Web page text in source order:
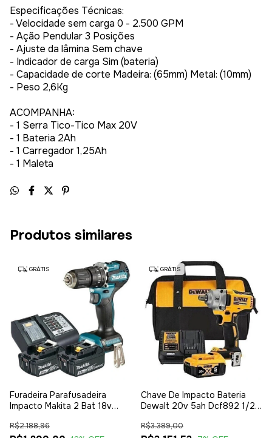
Especificações Técnicas:
- Velocidade sem carga 0 - 2.500 GPM
- Ação Pendular 3 Posições
- Ajuste da lâmina Sem chave
- Indicador de carga Sim (bateria)
- Capacidade de corte Madeira: (65mm) Metal: (10mm)
- Peso 2,6Kg
ACOMPANHA:
- 1 Serra Tico-Tico Max 20V
- 1 Bateria 2Ah
- 1 Carregador 1,25Ah
- 1 Maleta
Produtos similares
GRÁTIS
Furadeira Parafusadeira
Impacto Makita 2 Bat 18v
R$2.188,96
GRÁTIS
Chave De Impacto Bateria
Dewalt 20v 5ah Dcf892 1/2
R$3.389,00